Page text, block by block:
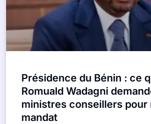
Présidence du Bénin : ce
Romuald Wadagni
ministres conseillers pour
mandat